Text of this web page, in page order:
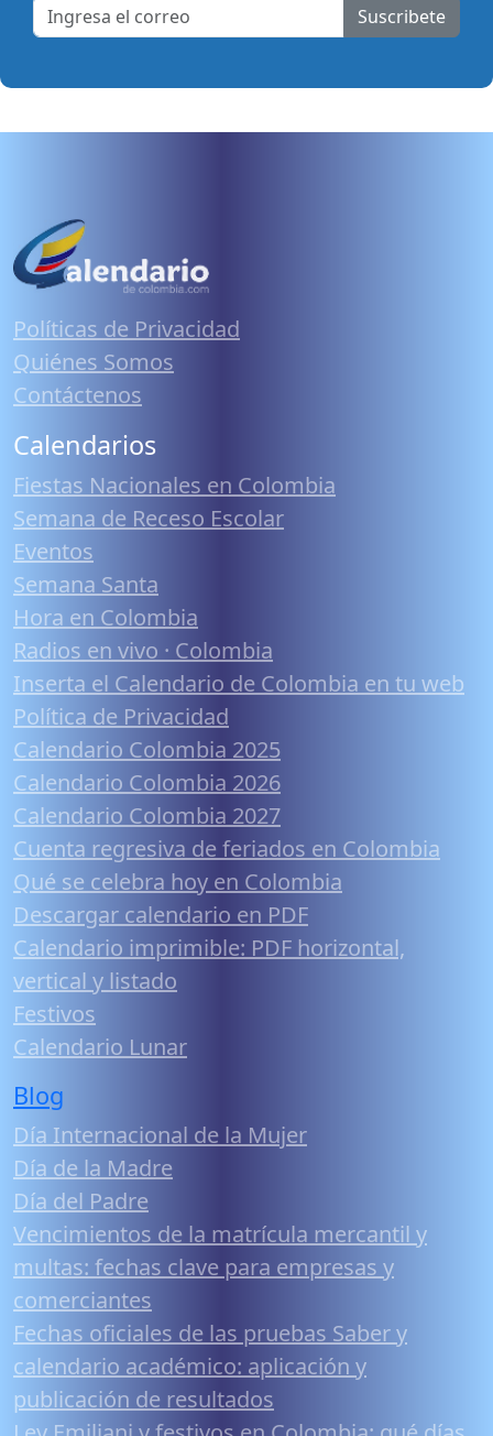
Suscribete
Políticas de Privacidad
Quiénes Somos
Contáctenos
Calendarios
Fiestas Nacionales en Colombia
Semana de Receso Escolar
Eventos
Semana Santa
Hora en Colombia
Radios en vivo · Colombia
Inserta el Calendario de Colombia en tu web
Política de Privacidad
Calendario Colombia 2025
Calendario Colombia 2026
Calendario Colombia 2027
Cuenta regresiva de feriados en Colombia
Qué se celebra hoy en Colombia
Descargar calendario en PDF
Calendario imprimible: PDF horizontal,
vertical y listado
Festivos
Calendario Lunar
Blog
Día Internacional de la Mujer
Día de la Madre
Día del Padre
Vencimientos de la matrícula mercantil y
multas: fechas clave para empresas y
comerciantes
Fechas oficiales de las pruebas Saber y
calendario académico: aplicación y
publicación de resultados